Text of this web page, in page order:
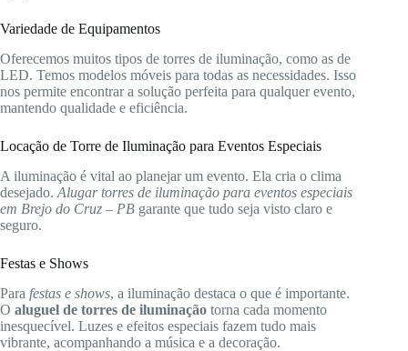
Variedade de Equipamentos
Oferecemos muitos tipos de torres de iluminação, como as de
LED. Temos modelos móveis para todas as necessidades. Isso
nos permite encontrar a solução perfeita para qualquer evento,
mantendo qualidade e eficiência.
Locação de Torre de Iluminação para Eventos Especiais
A iluminação é vital ao planejar um evento. Ela cria o clima
desejado. Alugar torres de iluminação para eventos especiais
em Brejo do Cruz – PB garante que tudo seja visto claro e
seguro.
Festas e Shows
Para festas e shows, a iluminação destaca o que é importante.
O aluguel de torres de iluminação torna cada momento
inesquecível. Luzes e efeitos especiais fazem tudo mais
vibrante, acompanhando a música e a decoração.